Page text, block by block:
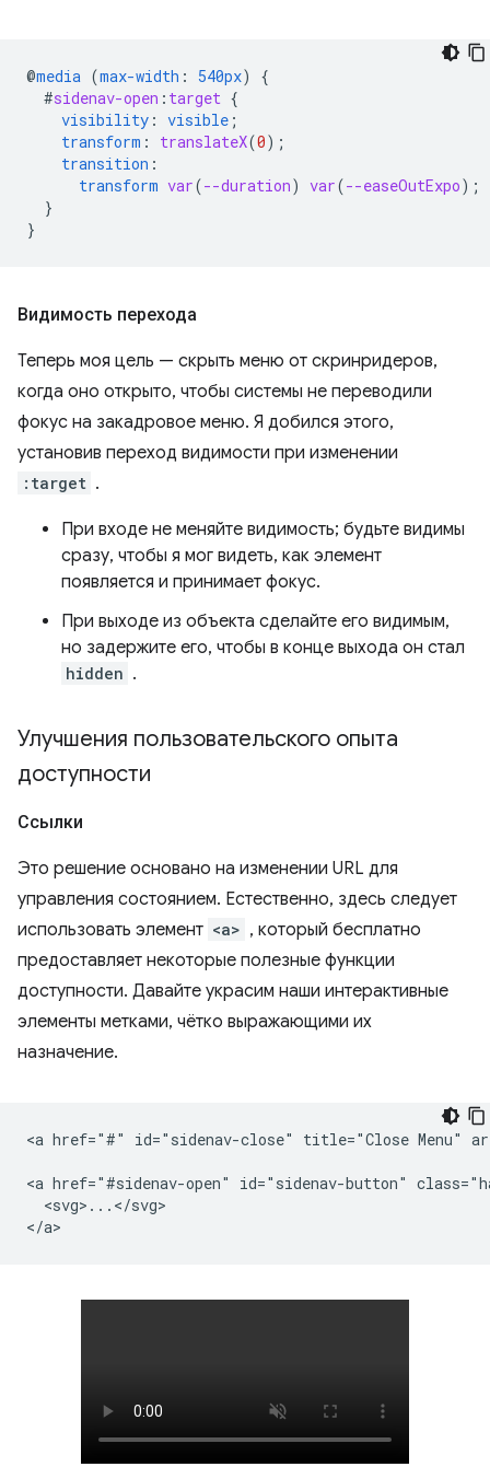
@media (max-width : 540px)
{
#sidenav-open : target {
visibility : visible ;
transform : translateX(0);
transition :
transform var(--duration) var(--easeOutExpo);
}
}
Видимость перехода
Теперь моя цель — скрыть меню от скринридеров,
когда оно открыто, чтобы системы не переводили
фокус на закадровое меню. Я добился этого,
установив переход видимости при изменении
:target .
При входе не меняйте видимость; будьте видимы
сразу, чтобы я мог видеть, как элемент
появляется и принимает фокус.
При выходе из объекта сделайте его видимым,
но задержите его, чтобы в конце выхода он стал
hidden .
Улучшения пользовательского опыта
доступности
Ссылки
Это решение основано на изменении URL для
управления состоянием. Естественно, здесь следует
использовать элемент <a> , который бесплатно
предоставляет некоторые полезные функции
доступности. Давайте украсим наши интерактивные
элементы метками, чётко выражающими их
назначение.
<a href="#" id="sidenav-close" title="Close Menu"
<a href="#sidenav-open" id="sidenav-button"
  <svg>...</svg>